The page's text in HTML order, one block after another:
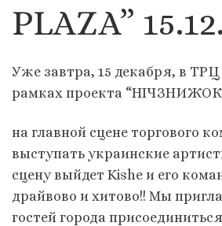
PLAZA”
Уже завтра, 15 декабря, в ТРЦ
рамках проекта “НІЧЗНИЖОК
на главной сцене торгового
выступать украинские а
сцену выйдет Kishe и его
драйвово и хитово!! Мы
гостей города